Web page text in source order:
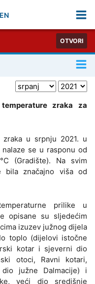
EN
OTVORI
zraka za
zraka u srpnju 2021. u
nalaze se u rasponu od
(Gradište). Na svim
bila značajno viša od
prilike u
opisane su sljedećim
izuzev južnog dijela
toplo (dijelovi istočne
kotar i sjeverni dio
otoci, Ravni kotari,
južne Dalmacije) i
veći dio središnje